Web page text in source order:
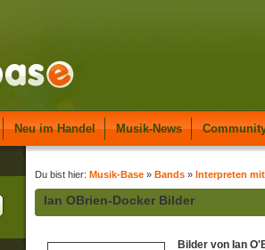
Neu im Handel Musik-News
Du bist hier: Musik-Base » Bands » Interpreten
Ian OBrien-Docker Bilder
Bilder von Ian